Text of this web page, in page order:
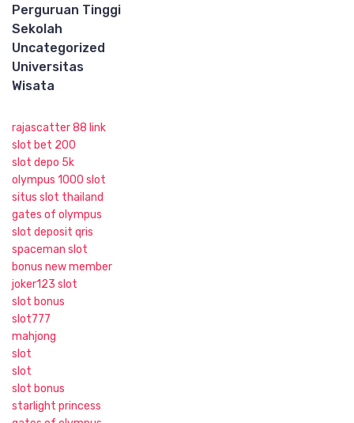
Perguruan Tinggi
Sekolah
Uncategorized
Universitas
Wisata
rajascatter 88 link
slot bet 200
slot depo 5k
olympus 1000 slot
situs slot thailand
gates of olympus
slot deposit qris
spaceman slot
bonus new member
joker123 slot
slot bonus
slot777
mahjong
slot
slot
slot bonus
starlight princess